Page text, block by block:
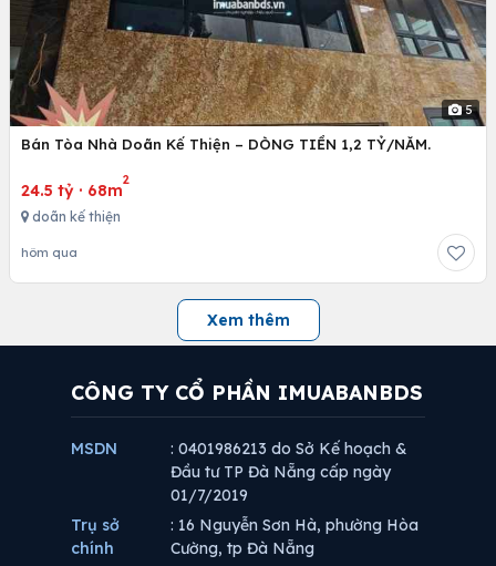
5
Bán Tòa Nhà Doãn Kế Thiện – DÒNG TIỀN 1,2 TỶ/NĂM.
24.5 tỷ · 68m
2
doãn kế thiện
hôm qua
Xem thêm
CÔNG TY CỔ PHẦN IMUABANBDS
MSDN
: 0401986213 do Sở Kế hoạch &
Đầu tư TP Đà Nẵng cấp ngày
01/7/2019
Trụ sở
chính
: 16 Nguyễn Sơn Hà, phường Hòa
Cường, tp Đà Nẵng